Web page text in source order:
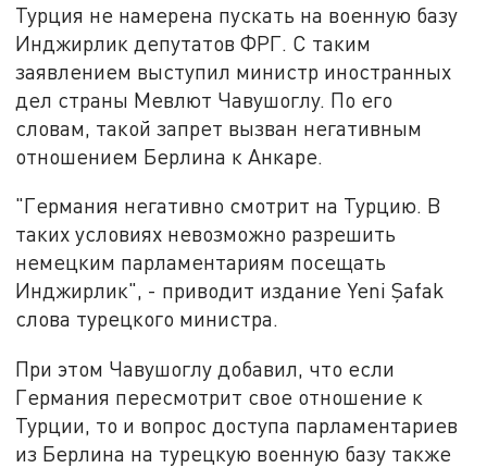
Турция не намерена пускать на военную базу
Инджирлик депутатов ФРГ. С таким
заявлением выступил министр иностранных
дел страны Мевлют Чавушоглу. По его
словам, такой запрет вызван негативным
отношением Берлина к Анкаре.
"Германия негативно смотрит на Турцию. В
таких условиях невозможно разрешить
немецким парламентариям посещать
Инджирлик", - приводит издание Yeni Şafak
слова турецкого министра.
При этом Чавушоглу добавил, что если
Германия пересмотрит свое отношение к
Турции, то и вопрос доступа парламентариев
из Берлина на турецкую военную базу также